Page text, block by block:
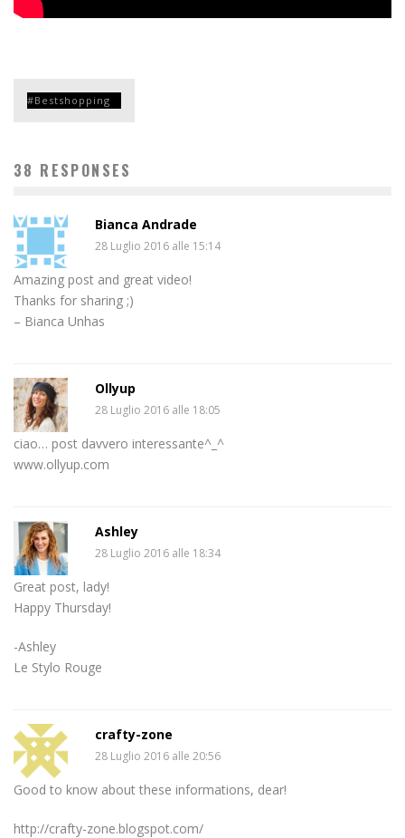
Bestshopping
38 RESPONSES
Bianca Andrade
28 Luglio 2016 alle 15:14
Amazing post and great video!
Thanks for sharing ;)
– Bianca Unhas
Ollyup
28 Luglio 2016 alle 18:05
ciao… post davvero interessante^_^
www.ollyup.com
Ashley
28 Luglio 2016 alle 18:34
Great post, lady!
Happy Thursday!
-Ashley
Le Stylo Rouge
crafty-zone
28 Luglio 2016 alle 20:56
Good to know about these informations, dear!
http://crafty-zone.blogspot.com/